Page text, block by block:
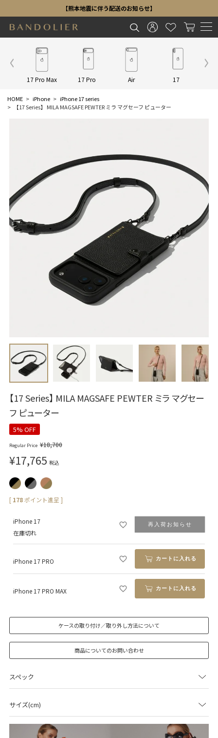
【熊本地震に伴う配送のお知らせ】
17 Pro Max 17 Pro Air 17
HOME iPhone
iPhone 17 series
【17 Series】 MILA MAGSAFE PEWTER ミラ マグセーフ ピューター
【17 Series】 MILA MAGSAFE PEWTER ミラ マグセー
フ ピューター
5% OFF
Regular Price ¥18,700
¥17,765 税込
[ 178ポイント進呈 ]
iPhone 17
在庫切れ
再入荷お知らせ
iPhone 17 PRO カートに入れる
iPhone 17 PRO MAX カートに入れる
ケースの取り付け／取り外し方法について
商品についてのお問い合わせ
スペック
サイズ(cm)